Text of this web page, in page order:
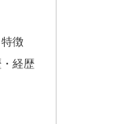
徴
経歴